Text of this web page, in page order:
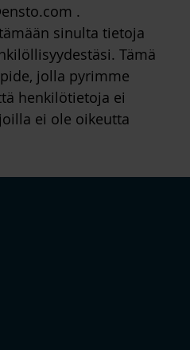
.
sinulta tietoja
Tämä
jolla pyrimme
henkilötietoja ei
ei ole oikeutta